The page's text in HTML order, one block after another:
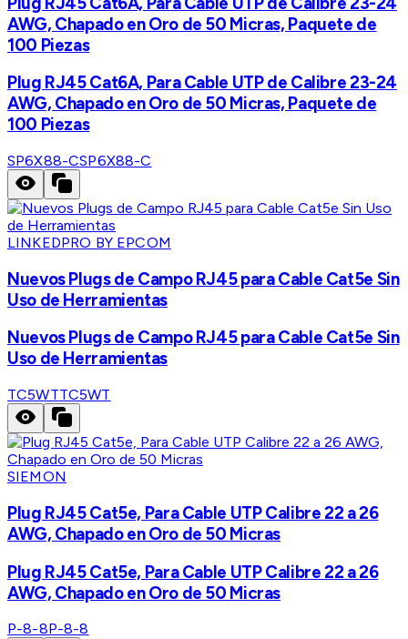
AWG, Chapado en Oro de 50 Micras, Paquete de
100 Piezas
Plug RJ45 Cat6A, Para Cable UTP de Calibre 23-24
AWG, Chapado en Oro de 50 Micras, Paquete de
100 Piezas
SP6X88-CSP6X88-C
LINKEDPRO BY EPCOM
Nuevos Plugs de Campo RJ45 para Cable Cat5e Sin
Uso de Herramientas
Nuevos Plugs de Campo RJ45 para Cable Cat5e Sin
Uso de Herramientas
TC5WTTC5WT
SIEMON
Plug RJ45 Cat5e, Para Cable UTP Calibre 22 a 26
AWG, Chapado en Oro de 50 Micras
Plug RJ45 Cat5e, Para Cable UTP Calibre 22 a 26
AWG, Chapado en Oro de 50 Micras
P-8-8P-8-8